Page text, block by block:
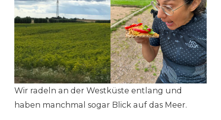
Wir radeln an der Westküste entlang und
haben manchmal sogar Blick auf das Meer.